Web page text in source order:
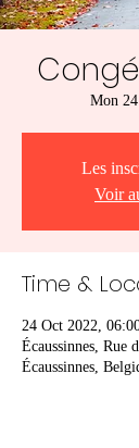
Mon
Les
Voir
Time &
24 Oct 2022,
Écaussinnes, Rue
Écaussinnes,